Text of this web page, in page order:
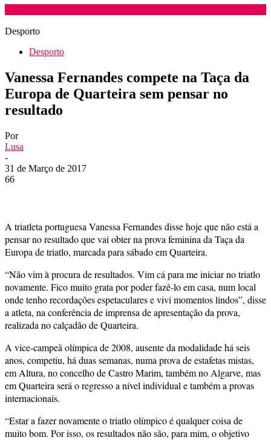
Desporto
Desporto
Vanessa Fernandes compete na Taça da
Europa de Quarteira sem pensar no
resultado
Por
Lusa
-
31 de Março de 2017
66
A triatleta portuguesa Vanessa Fernandes disse hoje que não está a
pensar no resultado que vai obter na prova feminina da Taça da
Europa de triatlo, marcada para sábado em Quarteira.
“Não vim à procura de resultados. Vim cá para me iniciar no triatlo
novamente. Fico muito grata por poder fazê-lo em casa, num local
onde tenho recordações espetaculares e vivi momentos lindos”, disse
a atleta, na conferência de imprensa de apresentação da prova,
realizada no calçadão de Quarteira.
A vice-campeã olímpica de 2008, ausente da modalidade há seis
anos, competiu, há duas semanas, numa prova de estafetas mistas,
em Altura, no concelho de Castro Marim, também no Algarve, mas
em Quarteira será o regresso a nível individual e também a provas
internacionais.
“Estar a fazer novamente o triatlo olímpico é qualquer coisa de
muito bom. Por isso, os resultados não são, para mim, o objetivo